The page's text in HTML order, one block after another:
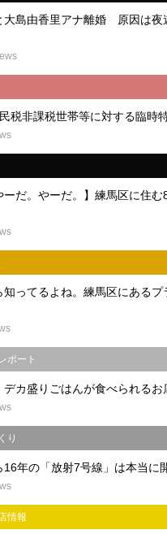
大島由香里アナ離婚 原因は夜
税非課税世帯等に対する臨時
ーだ。やーだ。】練馬区に住
知ってるよね。練馬区にあるプ
ポート
デカ盛りごはんが食べられるお
り
16年の「放射7号線」は本当に
情報